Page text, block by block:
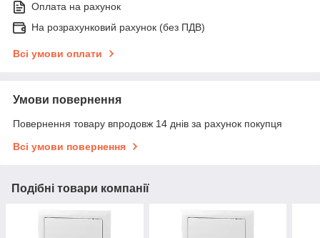
Оплата на рахунок
На розрахунковий рахунок (без ПДВ)
Всі умови оплати
Умови повернення
Повернення товару впродовж 14 днів за рахунок покупця
Всі умови повернення
Подібні товари компанії